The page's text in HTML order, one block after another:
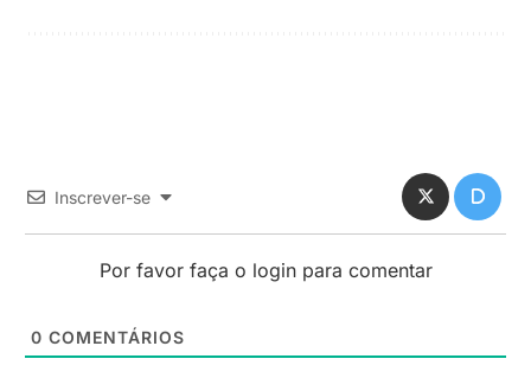
Inscrever-se
Por favor faça o login para comentar
0 COMENTÁRIOS